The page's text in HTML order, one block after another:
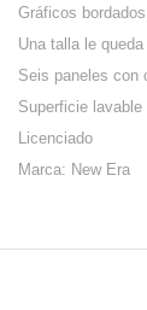
Gráficos
Una talla le
Seis paneles con
Superficie lavable
Licenciado
Marca: New Era